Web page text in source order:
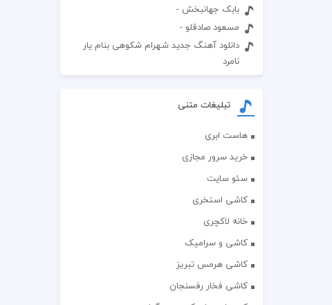
بابک جهانبخش -
مسعود صادقلو -
دانلود آهنگ جدید شهرام شکوهی بنام یار
نامرد
تبلیغات متنی
هاست ابری
خرید سرور مجازی
سئو سایت
کاشی استخری
خانه لاکچری
کاشی و سرامیک
کاشی هرمس تبریز
کاشی فخار رفسنجان